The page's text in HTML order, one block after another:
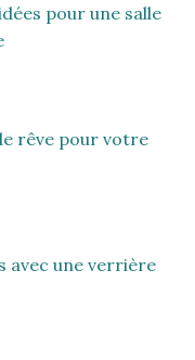
pour une salle
rêve pour votre
avec une verrière